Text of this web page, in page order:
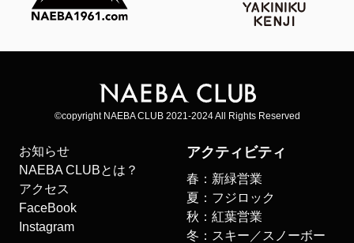
©copyright NAEBA CLUB 2021-2024 All Rights Reserved
お知らせ
NAEBA CLUBとは？
アクセス
FaceBook
Instagram
アクティビティ
春：新緑営業
夏：フジロック
秋：紅葉営業
冬：スキー／スノーボー